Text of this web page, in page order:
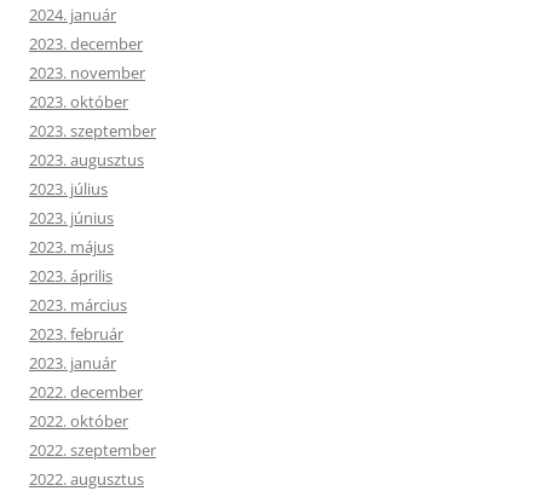
2024. január
2023. december
2023. november
2023. október
2023. szeptember
2023. augusztus
2023. július
2023. június
2023. május
2023. április
2023. március
2023. február
2023. január
2022. december
2022. október
2022. szeptember
2022. augusztus